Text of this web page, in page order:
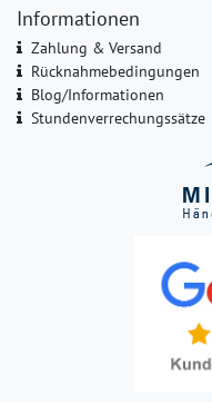
Informationen
Zahlung & Versand
Rücknahmebedingungen
Blog/Informationen
Stundenverrechungssätze